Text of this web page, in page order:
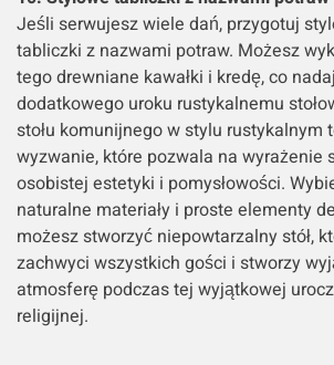
Jeśli serwujesz wiele dań, przygotuj
tabliczki z nazwami potraw. Możesz
tego drewniane kawałki i kredę, co
dodatkowego uroku rustykalnemu
stołu komunijnego w stylu rustykalnym
wyzwanie, które pozwala na wyrażenie
osobistej estetyki i pomysłowości.
naturalne materiały i proste elementy
możesz stworzyć niepowtarzalny stół,
zachwyci wszystkich gości i stworzy
atmosferę podczas tej wyjątkowej
religijnej.